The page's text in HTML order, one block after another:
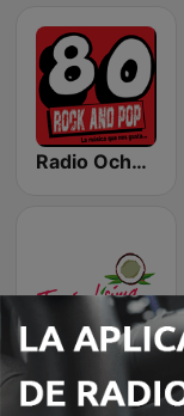
Radio Ochentas México
Tropicalísima 660 AM